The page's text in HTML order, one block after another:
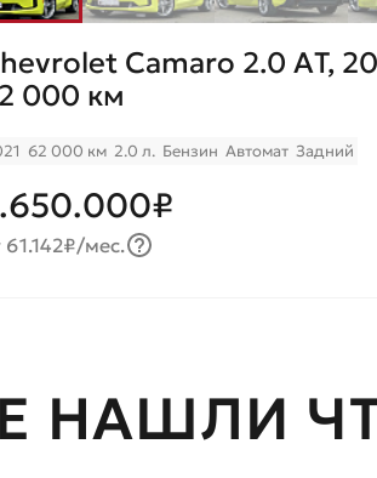
Camaro 2.0 AТ,
000 км
62 000 км 2.0 л. Бензин Автомат Задний
61.142₽/мес.
НАШЛИ